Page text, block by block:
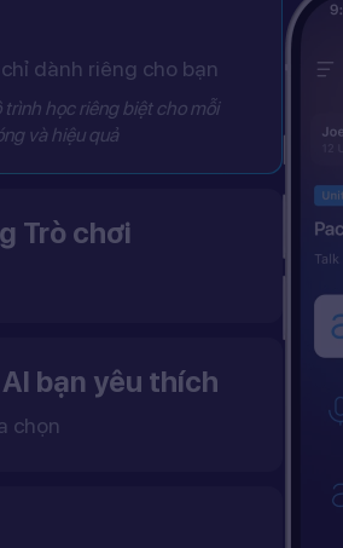
dành riêng cho bạn
học riêng biệt cho mỗi
và hiệu quả
Trò chơi
bạn yêu thích
chọn